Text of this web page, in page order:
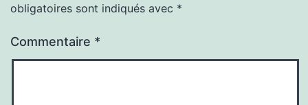
obligatoires sont indiqués avec *
Commentaire *